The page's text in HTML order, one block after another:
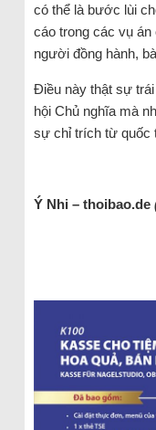
có thể là bước lùi
cáo trong các vụ
người đồng hành,
Điều này thật sự
hội Chủ nghĩa mà
sự chỉ trích từ quốc
Ý Nhi – thoibao.de